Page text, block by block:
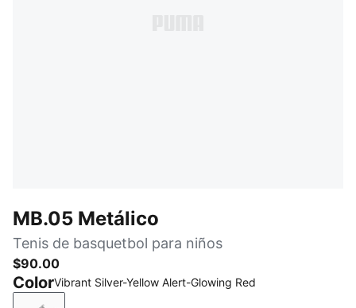
MB.05 Metálico
Tenis de basquetbol para niños
$90.00
ColorVibrant Silver-Yellow Alert-Glowing Red